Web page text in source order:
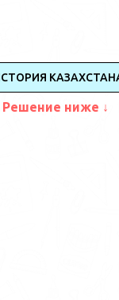
Решение ниже ↓